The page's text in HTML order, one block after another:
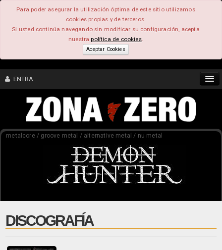
Para poder asegurar la utilización óptima de este sitio utilizamos
cookies propias y de terceros.
Si usted continúa navegando sin modificar su configuración, acepta
nuestrapolítica de cookies.
Aceptar Cookies
ENTRA
CONTENIDO
metalcore / groove metal / alternative metal / nu metal
DISCOGRAFÍA